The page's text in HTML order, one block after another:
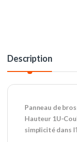
Description
Panneau de
Hauteur 1U-
simplicité dans